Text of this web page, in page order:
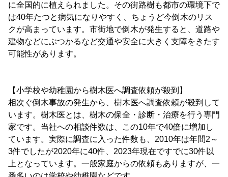
に全国的に植えられました。その街路樹も都市の環境下で
は40年たつと病気になりやすく、ちょうど今倒木のリス
クが高まっています。市街地で倒木が発生すると、道路や
建物などにぶつかるなど交通や安全に大きく支障をきたす
可能性があります。
【小学校や幼稚園から樹木医へ調査依頼が殺到】
相次ぐ倒木事故の発生から、樹木医へ調査依頼が殺到して
います。樹木医とは、樹木の保全・診断・治療を行う専門
家です。当社への相談件数は、この10年で40倍に増加し
ています。実際に調査に入った件数も、2010年は年間2～
3件でしたが2020年に40件、2023年現在ですでに30件以
上となっています。一般家庭からの依頼もありますが、一